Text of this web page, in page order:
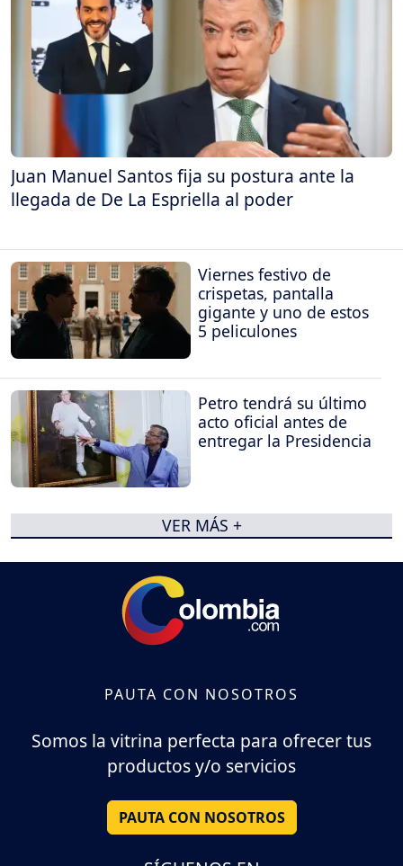
Juan Manuel Santos fija su postura ante la
llegada de De La Espriella al poder
Viernes festivo de
crispetas, pantalla
gigante y uno de estos
5 peliculones
Petro tendrá su último
acto oficial antes de
entregar la Presidencia
VER MÁS +
PAUTA CON NOSOTROS
Somos la vitrina perfecta para ofrecer tus
productos y/o servicios
PAUTA CON NOSOTROS